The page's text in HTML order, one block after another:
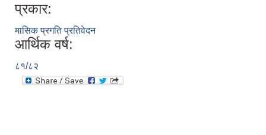
प्रकार:
मासिक प्रगति प्रतिवेदन
आर्थिक वर्ष:
८१/८२